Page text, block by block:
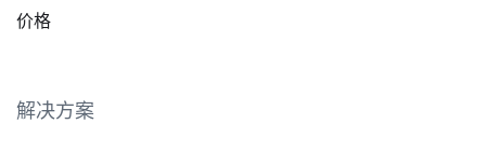
价格
解决方案